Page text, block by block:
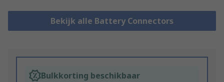
Bekijk alle Battery Connectors
Bulkkorting beschikbaar